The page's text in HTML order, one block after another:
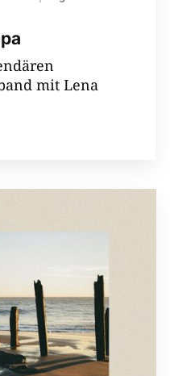
mit Lena